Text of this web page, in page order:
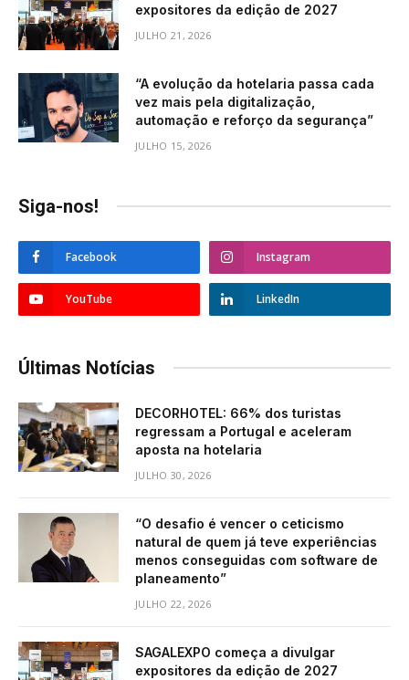
expositores da edição de 2027
JULHO 21, 2026
“A evolução da hotelaria passa cada
vez mais pela digitalização,
automação e reforço da segurança”
JULHO 15, 2026
Siga-nos!
Facebook Instagram
YouTube LinkedIn
Últimas Notícias
DECORHOTEL: 66% dos turistas
regressam a Portugal e aceleram
aposta na hotelaria
JULHO 30, 2026
“O desafio é vencer o ceticismo
natural de quem já teve experiências
menos conseguidas com software de
planeamento”
JULHO 22, 2026
SAGALEXPO começa a divulgar
expositores da edição de 2027